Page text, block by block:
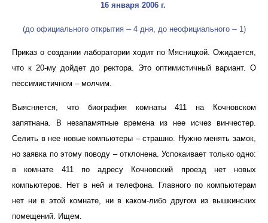
16 января 2006 г.
(до официального открытия – 4 дня, до неофициального – 1)
Приказ о создании лаборатории ходит по Мясницкой. Ожидается,
что к 20-му дойдет до ректора. Это оптимистичный вариант. О
пессимистичном – молчим.
Выясняется, что биография комнаты 411 на Кочновском
запятнана. В незапамятные времена из нее исчез винчестер.
Селить в нее новые компьютеры – страшно. Нужно менять замок,
но заявка по этому поводу – отклонена. Успокаивает только одно:
в комнате 411 по адресу Кочновский проезд нет новых
компьютеров. Нет в ней и телефона. Главного по компьютерам
нет ни в этой комнате, ни в каком-либо другом из вышкинских
помещений. Ищем.